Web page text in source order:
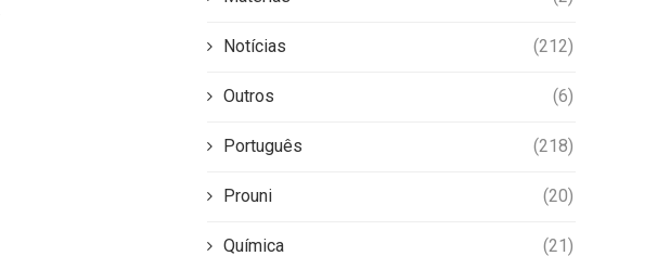
Notícias (212)
Outros (6)
Português (218)
Prouni (20)
Química (21)